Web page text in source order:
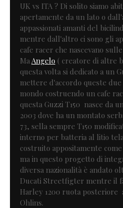
UK vs ITA ? Di solito siamo
apertamente da un lato o
appassionati amanti del
mentre dall'altro ci sono gli
cafe racer che nascevano
Ma Angelo ( creatore di altre
questa volta si dedicato a un
mettere d'accordo queste
mondo costruendo un cafe
questa Guzzi T150 nasce da
2003 dove ha un montato
73, sella sempre T150
interno per batteria al litio
costruito appositamente
ma in questo progetto di
diversa nazionalità è andato
Ducati Streetfigter mentre il
Harley 1200 ruota posteriore
Ohlins.